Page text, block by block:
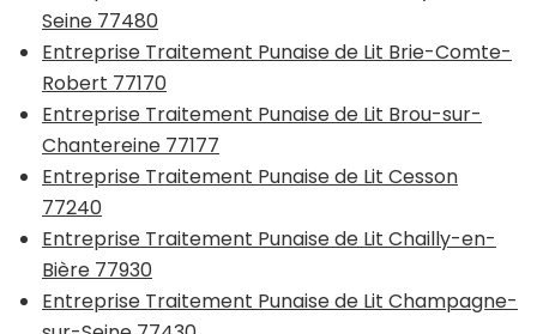
Seine 77480
Entreprise Traitement Punaise de Lit Brie-Comte-
Robert 77170
Entreprise Traitement Punaise de Lit Brou-sur-
Chantereine 77177
Entreprise Traitement Punaise de Lit Cesson
77240
Entreprise Traitement Punaise de Lit Chailly-en-
Bière 77930
Entreprise Traitement Punaise de Lit Champagne-